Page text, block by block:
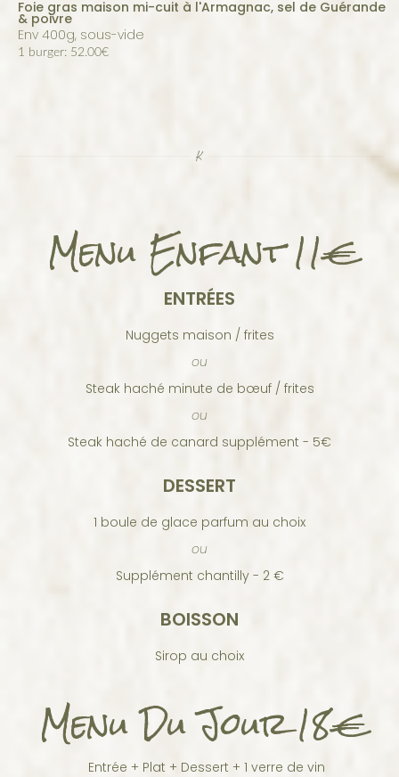
Foie gras maison mi-cuit à l'Armagnac, sel de Guérande
& poivre
env 400g, sous-vide
1 burger: 52.00€
Menu Enfant11€
ENTRÉES
Nuggets maison / frites
ou
Steak haché minute de bœuf / frites
ou
Steak haché de canard supplément - 5€
DESSERT
1 boule de glace parfum au choix
ou
Supplément chantilly - 2 €
BOISSON
Sirop au choix
Menu Du Jour18€
Entrée + Plat + Dessert + 1 verre de vin